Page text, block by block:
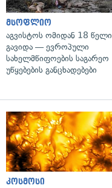
მსოფლიო
აგვისტოს ომიდან 18 წელი
გავიდა — ევროპული
სახელმწიფოების საგარეო
უწყებების განცხადებები
კოსმოსი